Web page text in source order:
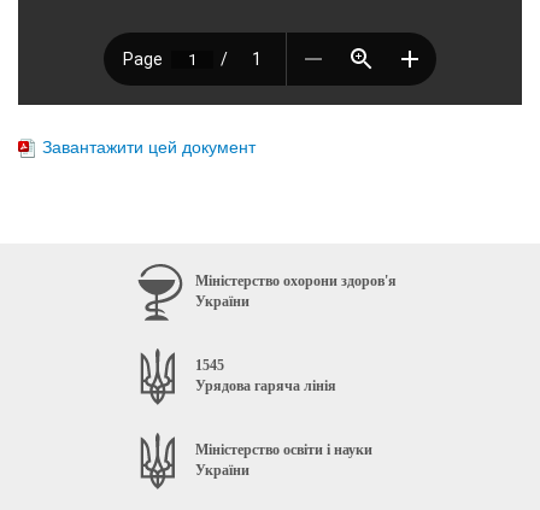
Завантажити цей документ
Міністерство охорони здоров'я
України
1545
Урядова гаряча лінія
Міністерство освіти і науки
України